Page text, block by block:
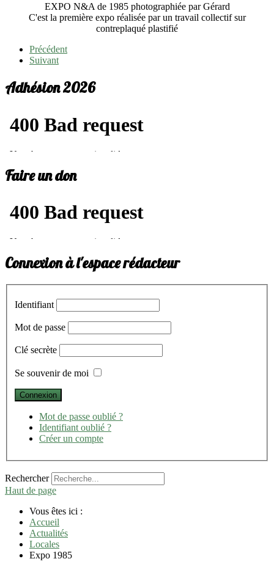
EXPO N&A de 1985 photographiée par Gérard
C'est la première expo réalisée par un travail collectif sur
contreplaqué plastifié
Précédent
Suivant
Adhésion 2026
Faire un don
Connexion à l'espace rédacteur
Identifiant
Mot de passe
Clé secrète
Se souvenir de moi
Mot de passe oublié ?
Identifiant oublié ?
Créer un compte
Rechercher
Haut de page
Vous êtes ici :
Accueil
Actualités
Locales
Expo 1985